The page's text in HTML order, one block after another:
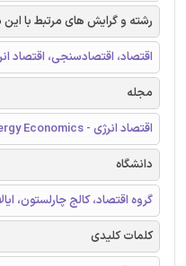
رشته و گرایش های مرتبط با این
اقتصاد، اقتصادسنجی، اقتصاد
مجله
اقتصاد انرژی - Energy Economics
دانشگاه
گروه اقتصاد، کالج چارلستون،
کلمات کلیدی